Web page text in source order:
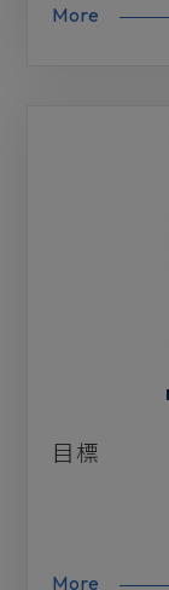
More
目標
More